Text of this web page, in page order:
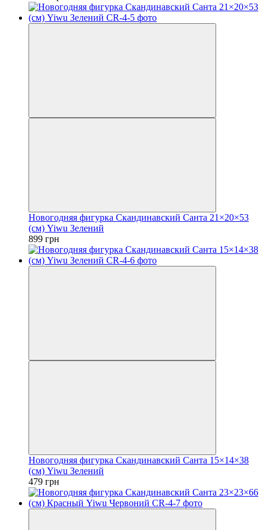
Новогодняя фигурка Скандинавский Санта 21×20×53
(см) Yiwu Зелений
899 грн
Новогодняя фигурка Скандинавский Санта 15×14×38
(см) Yiwu Зелений
479 грн